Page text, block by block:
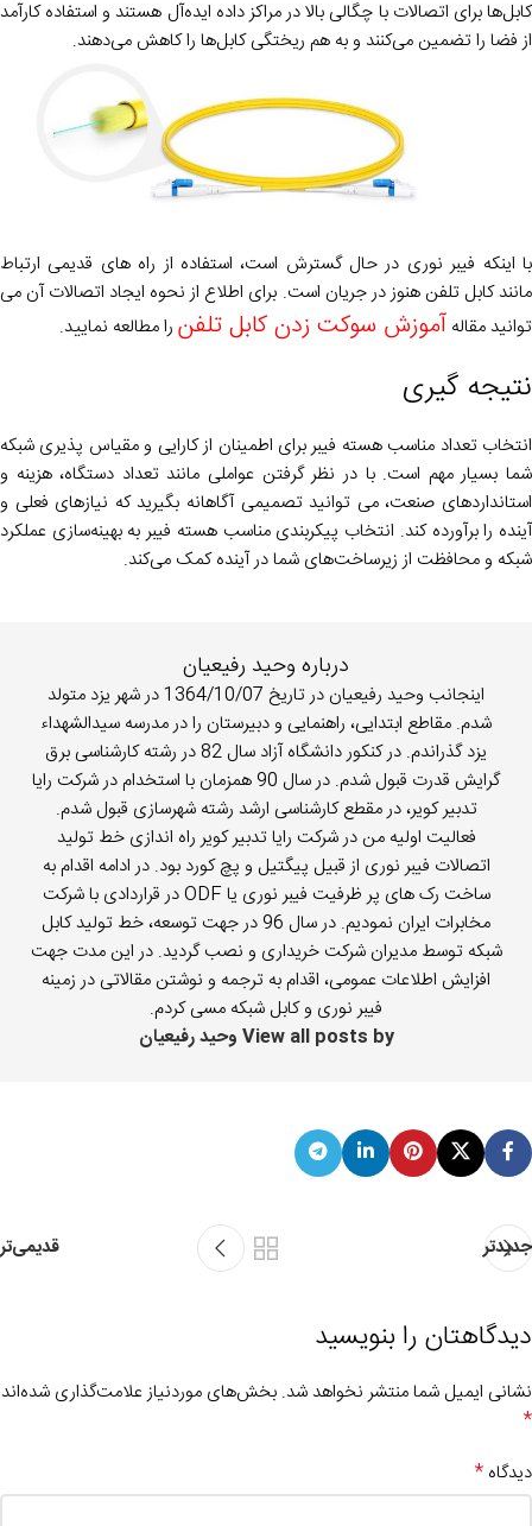
کابل‌ها برای اتصالات با چگالی بالا در مراکز داده ایده‌آل هستند و استفاده کارآمد
از فضا را تضمین می‌کنند و به هم ریختگی کابل‌ها را کاهش می‌دهند.
با اینکه فیبر نوری در حال گسترش است، استفاده از راه های قدیمی ارتباط
مانند کابل تلفن هنوز در جریان است. برای اطلاع از نحوه ایجاد اتصالات آن می
توانید مقاله آموزش سوکت زدن کابل تلفن را مطالعه نمایید.
نتیجه گیری
انتخاب تعداد مناسب هسته فیبر برای اطمینان از کارایی و مقیاس پذیری شبکه
شما بسیار مهم است. با در نظر گرفتن عواملی مانند تعداد دستگاه، هزینه و
استانداردهای صنعت، می توانید تصمیمی آگاهانه بگیرید که نیازهای فعلی و
آینده را برآورده کند. انتخاب پیکربندی مناسب هسته فیبر به بهینه‌سازی عملکرد
شبکه و محافظت از زیرساخت‌های شما در آینده کمک می‌کند.
درباره وحید رفیعیان
اینجانب وحید رفیعیان در تاریخ 1364/10/07 در شهر یزد متولد
شدم. مقاطع ابتدایی، راهنمایی و دبیرستان را در مدرسه سیدالشهداء
یزد گذراندم. در کنکور دانشگاه آزاد سال 82 در رشته کارشناسی برق
گرایش قدرت قبول شدم. در سال 90 همزمان با استخدام در شرکت رایا
تدبیر کویر، در مقطع کارشناسی ارشد رشته شهرسازی قبول شدم.
فعالیت اولیه من در شرکت رایا تدبیر کویر راه اندازی خط تولید
اتصالات فیبر نوری از قبیل پیگتیل و پچ کورد بود. در ادامه اقدام به
ساخت رک های پر ظرفیت فیبر نوری یا ODF در قراردادی با شرکت
مخابرات ایران نمودیم. در سال 96 در جهت توسعه، خط تولید کابل
شبکه توسط مدیران شرکت خریداری و نصب گردید. در این مدت جهت
افزایش اطلاعات عمومی، اقدام به ترجمه و نوشتن مقالاتی در زمینه
فیبر نوری و کابل شبکه مسی کردم.
View all posts by وحید رفیعیان
جدیدتر قدیمی‌تر
دیدگاهتان را بنویسید
نشانی ایمیل شما منتشر نخواهد شد. بخش‌های موردنیاز علامت‌گذاری شده‌اند
*
دیدگاه *